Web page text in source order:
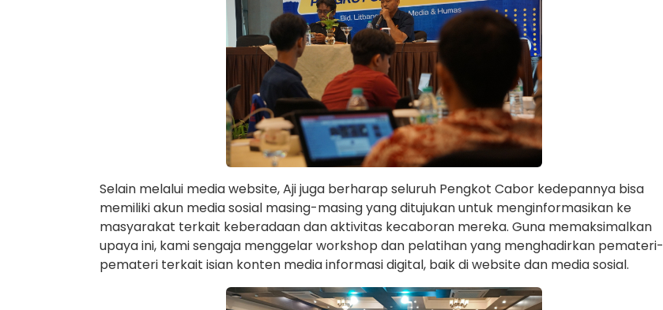
Selain melalui media website, Aji juga berharap seluruh Pengkot Cabor kedepannya bisa
memiliki akun media sosial masing-masing yang ditujukan untuk menginformasikan ke
masyarakat terkait keberadaan dan aktivitas kecaboran mereka. Guna memaksimalkan
upaya ini, kami sengaja menggelar workshop dan pelatihan yang menghadirkan pemateri-
pemateri terkait isian konten media informasi digital, baik di website dan media sosial.